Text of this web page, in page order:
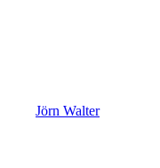
Jörn Walter